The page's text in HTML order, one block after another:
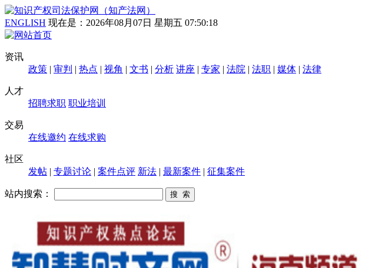
ENGLISH 现在是： 2026年08月07日 星期五 07:50:19
资讯
政策 | 审判 | 热点 | 视角 | 文书 | 分析 讲座 | 专家 | 法院 | 法职 | 媒体 | 法律
人才
招聘求职 职业培训
交易
在线邀约 在线求购
社区
发帖 | 专题讨论 | 案件点评 新法 | 最新案件 | 征集案件
站内搜索：